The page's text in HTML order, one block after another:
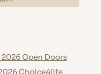
Open Doors
Choice4life